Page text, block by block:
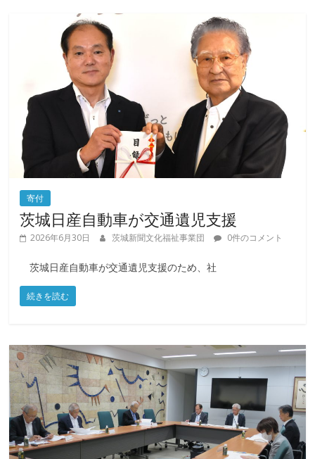
業
団
寄付
茨城日産自動車が交通遺児支援
2026年6月30日 茨城新聞文化福祉事業団 0件のコメント
茨城日産自動車が交通遺児支援のため、社
続きを読む